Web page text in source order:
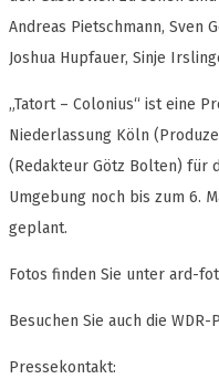
Andreas Pietschmann, Sven
Joshua Hupfauer, Sinje
„Tatort – Colonius“ ist eine
Niederlassung Köln
(Redakteur Götz Bolten) für
Umgebung noch bis zum 6.
geplant.
Fotos finden Sie unter ard-
Besuchen Sie auch die
Pressekontakt: